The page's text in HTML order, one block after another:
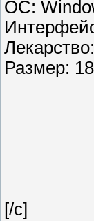
ОС:
Размер:
[/c]